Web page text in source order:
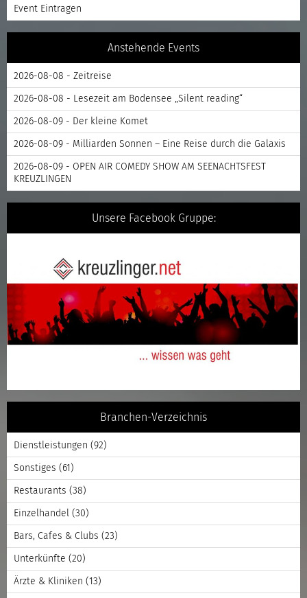
Event Eintragen
Anstehende Events
2026-08-08 - Zeitreise
2026-08-08 - Lesezeit am Bodensee „Silent reading“
2026-08-09 - Der kleine Komet
2026-08-09 - Milliarden Sonnen – Eine Reise durch die Galaxis
2026-08-09 - OPEN AIR COMEDY SHOW AM SEENACHTSFEST
KREUZLINGEN
Unsere Facebook Gruppe:
Branchen-Verzeichnis
Dienstleistungen (92)
Sonstiges (61)
Restaurants (38)
Einzelhandel (30)
Bars, Cafes & Clubs (23)
Unterkünfte (20)
Ärzte & Kliniken (13)